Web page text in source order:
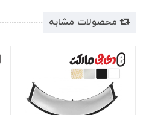
محصولات مشابه